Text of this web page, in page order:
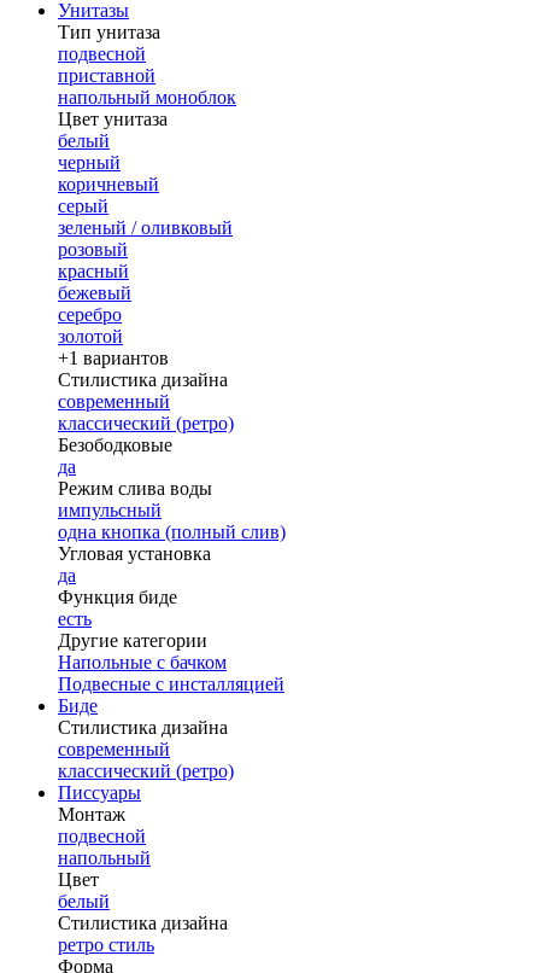
Унитазы
Тип унитаза
подвесной
приставной
напольный моноблок
Цвет унитаза
белый
черный
коричневый
серый
зеленый / оливковый
розовый
красный
бежевый
серебро
золотой
+1 вариантов
Стилистика дизайна
современный
классический (ретро)
Безободковые
да
Режим слива воды
импульсный
одна кнопка (полный слив)
Угловая установка
да
Функция биде
есть
Другие категории
Напольные с бачком
Подвесные с инсталляцией
Биде
Стилистика дизайна
современный
классический (ретро)
Писсуары
Монтаж
подвесной
напольный
Цвет
белый
Стилистика дизайна
ретро стиль
Форма